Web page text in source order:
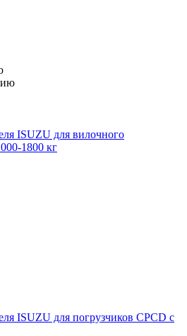
ISUZU для вилочного
1800 кг
ISUZU для погрузчиков CPCD с